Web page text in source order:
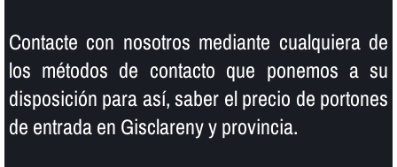
Contacte con nosotros mediante cualquiera de
los métodos de contacto que ponemos a su
disposición para así­, saber el precio de portones
de entrada en Gisclareny y provincia.